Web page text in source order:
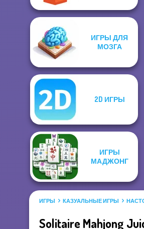
ИГРЫ ДЛЯ
МОЗГА
2D ИГРЫ
ИГРЫ
МАДЖОНГ
ИГРЫ КАЗУАЛЬНЫЕ ИГРЫ
Solitaire Mahjong